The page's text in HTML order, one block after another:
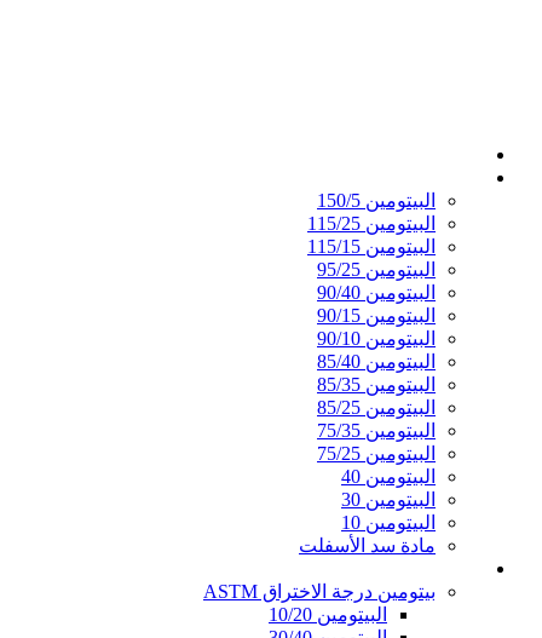
البيتومين 150/5
البيتومين 115/25
البيتومين 115/15
البيتومين 95/25
البيتومين 90/40
البيتومين 90/15
البيتومين 90/10
البيتومين 85/40
البيتومين 85/35
البيتومين 85/25
البيتومين 75/35
البيتومين 75/25
البيتومين 40
البيتومين 30
البيتومين 10
مادة سد الأسفلت
بيتومين درجة الاختراق ASTM
البيتومين 10/20